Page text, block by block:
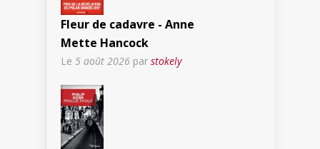
Fleur de cadavre - Anne
Mette Hancock
Le 5 août 2026 par stokely